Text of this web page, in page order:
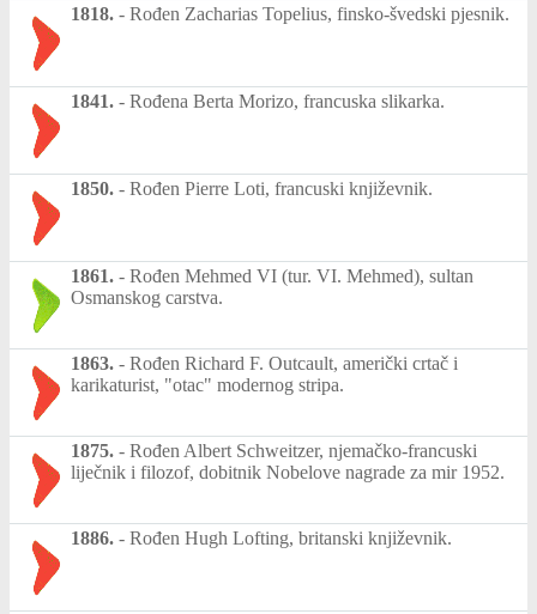
1818. - Rođen Zacharias Topelius, finsko-švedski pjesnik.
1841. - Rođena Berta Morizo, francuska slikarka.
1850. - Rođen Pierre Loti, francuski književnik.
1861. - Rođen Mehmed VI (tur. VI. Mehmed), sultan
Osmanskog carstva.
1863. - Rođen Richard F. Outcault, američki crtač i
karikaturist, "otac" modernog stripa.
1875. - Rođen Albert Schweitzer, njemačko-francuski
liječnik i filozof, dobitnik Nobelove nagrade za mir 1952.
1886. - Rođen Hugh Lofting, britanski književnik.